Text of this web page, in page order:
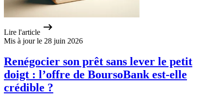
Lire l'article
Mis à jour le 28 juin 2026
Renégocier son prêt sans lever le petit
doigt : l’offre de BoursoBank est-elle
crédible ?